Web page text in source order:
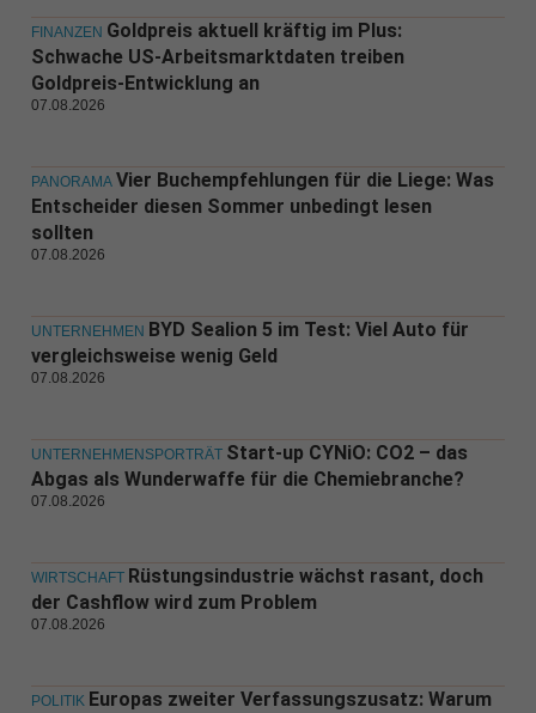
FINANZEN Goldpreis aktuell kräftig im Plus:
Schwache US-Arbeitsmarktdaten treiben
Goldpreis-Entwicklung an
07.08.2026
PANORAMA Vier Buchempfehlungen für die Liege: Was
Entscheider diesen Sommer unbedingt lesen
sollten
07.08.2026
UNTERNEHMEN BYD Sealion 5 im Test: Viel Auto für
vergleichsweise wenig Geld
07.08.2026
UNTERNEHMENSPORTRÄT Start-up CYNiO: CO2 – das
Abgas als Wunderwaffe für die Chemiebranche?
07.08.2026
WIRTSCHAFT Rüstungsindustrie wächst rasant, doch
der Cashflow wird zum Problem
07.08.2026
POLITIK Europas zweiter Verfassungszusatz: Warum